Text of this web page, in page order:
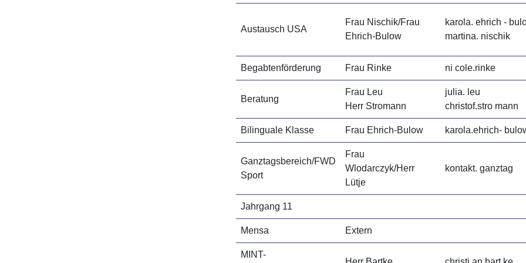
Austausch USA
Frau Nischik/Frau
Ehrich-Bulow
karola. ehrich -
martina. nischik
Begabtenförderung Frau Rinke ni cole.rinke
Beratung
Frau Leu
Herr Stromann
julia. leu
christof.stro mann
Bilinguale Klasse Frau Ehrich-Bulow karola.ehrich-
Ganztagsbereich/FWD
Sport
Frau
Wlodarczyk/Herr
Lütje
kontakt. ganztag
Jahrgang 11
Mensa Extern
MINT-